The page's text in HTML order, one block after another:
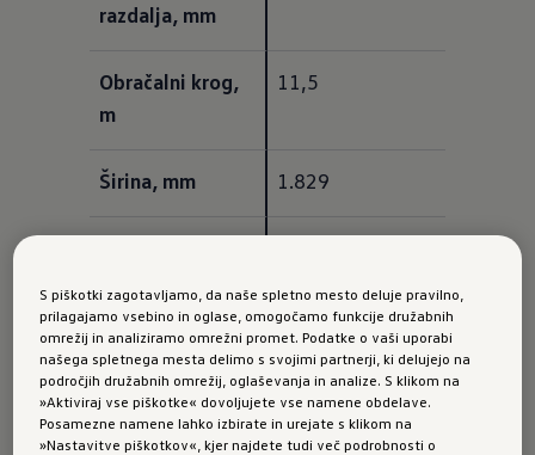
razdalja, mm
Obračalni krog,
m
11,5
Širina, mm 1.829
ogledaloma, mm
Višina, mm
1.674 (7-sedežev
- 1.658)
S piškotki zagotavljamo, da naše spletno mesto deluje pravilno,
prilagajamo vsebino in oglase, omogočamo funkcije družabnih
omrežij in analiziramo omrežni promet. Podatke o vaši uporabi
našega spletnega mesta delimo s svojimi partnerji, ki delujejo na
področjih družabnih omrežij, oglaševanja in analize. S klikom na
»Aktiviraj vse piškotke« dovoljujete vse namene obdelave.
Posamezne namene lahko izbirate in urejate s klikom na
»Nastavitve piškotkov«, kjer najdete tudi več podrobnosti o